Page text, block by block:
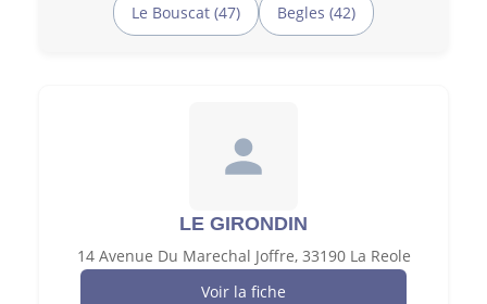
Le Bouscat (47) Begles (42)
LE GIRONDIN
14 Avenue Du Marechal Joffre, 33190 La Reole
Voir la fiche